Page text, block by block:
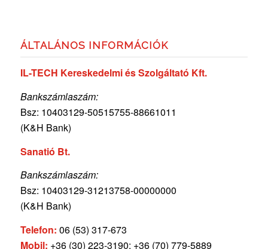
ÁLTALÁNOS INFORMÁCIÓK
IL-TECH Kereskedelmi és Szolgáltató Kft.
Bankszámlaszám:
Bsz: 10403129-50515755-88661011
(K&H Bank)
Sanatió Bt.
Bankszámlaszám:
Bsz: 10403129-31213758-00000000
(K&H Bank)
Telefon: 06 (53) 317-673
Mobil: +36 (30) 223-3190; +36 (70) 779-5889